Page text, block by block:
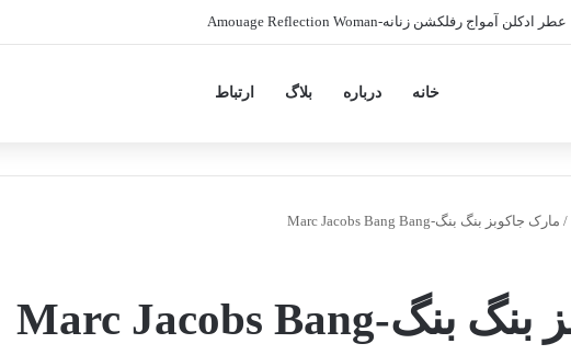
عطر ادکلن آمواج رفلکشن زنانه-Amouage Reflection Woman
خانه درباره بلاگ ارتباط
/ مارک جاکوبز بنگ بنگ-Marc Jacobs Bang Bang
مارک جاکوبز بنگ بنگ-Marc Jacobs Bang